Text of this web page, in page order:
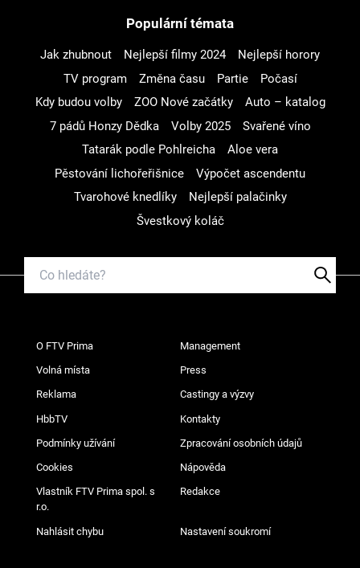
Populární témata
Jak zhubnout Nejlepší filmy 2024
Nejlepší horory
TV program
Změna času Partie
Počasí
Kdy budou volby
ZOO Nové začátky
Auto – katalog
7 pádů Honzy Dědka
Volby 2025
Svařené víno
Tatarák podle Pohlreicha
Aloe vera
Pěstování lichořeřišnice
Výpočet ascendentu
Tvarohové knedlíky
Nejlepší palačinky
Švestkový koláč
O FTV Prima Management
Volná místa Press
Reklama Castingy a výzvy
HbbTV Kontakty
Podmínky užívání Zpracování osobních údajů
Cookies Nápověda
Vlastník FTV Prima spol. s
r.o.
Redakce
Nahlásit chybu Nastavení soukromí